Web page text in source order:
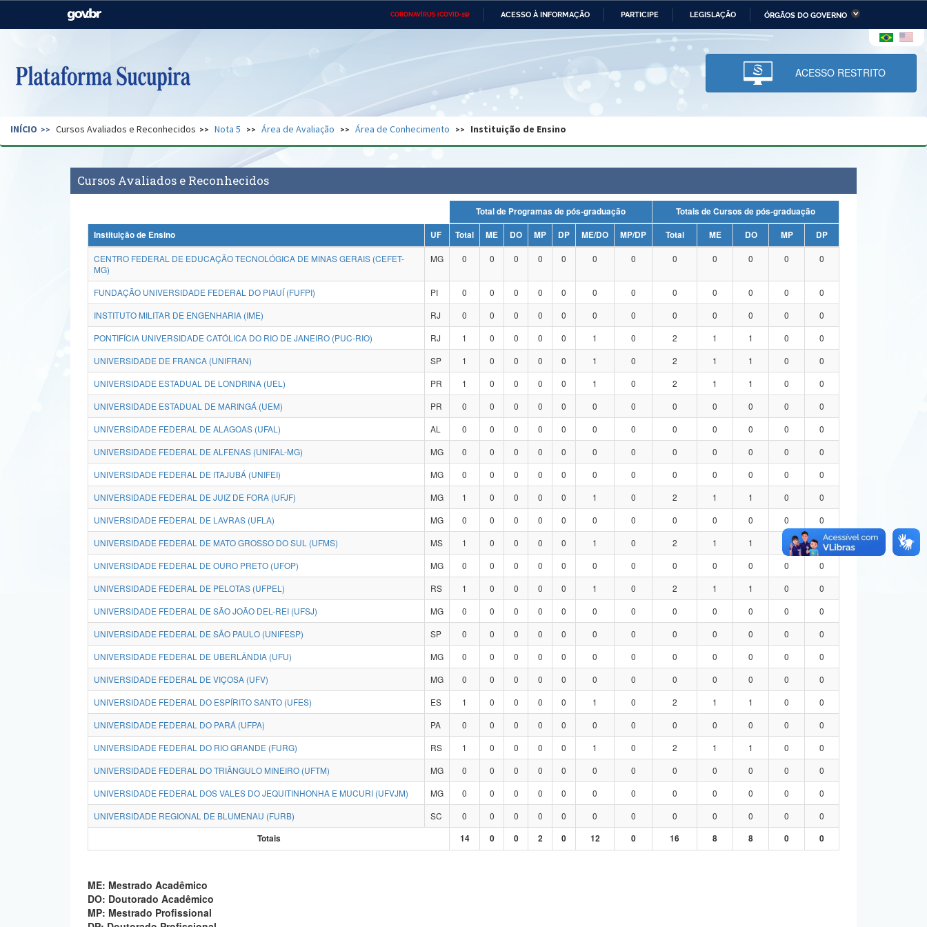
CORONAVÍRUS (COVID-19) ACESSO À INFORMAÇÃO PARTICIPE LEGISLAÇÃO ÓRGÃOS DO GOVERNO
Casa Civil Ministério das Relações Ministério da Economia Ministério da Infraestrutura
Pecuária e Abastecimento
Ministério da Ciência,
Tecnologia, Inovações e
Comunicações
Ministério do Desenvolvimento
Regional e dos Direitos Humanos
Secretaria de Governo Gabinete de Segurança Advocacia-Geral da União Banco Central do Brasil Planalto
ACESSO RESTRITO
INÍCIO Cursos Avaliados e Reconhecidos Nota 5 Área de Avaliação Área de Conhecimento Instituição de Ensino
Cursos Avaliados e Reconhecidos
Total de Programas de pós-graduação
Totais de Cursos de pós-graduação
Instituição de Ensino
UF Total ME DO MP DP ME/DO MP/DP Total ME DO MP
DP
CENTRO FEDERAL DE EDUCAÇÃO TECNOLÓGICA DE MINAS GERAIS (CEFET-
MG)
MG 0 0 0 0 0 0 0 0 0 0 0 0
FUNDAÇÃO UNIVERSIDADE FEDERAL DO PIAUÍ (FUFPI) PI 0 0 0 0 0 0 0 0 0 0 0
0
INSTITUTO MILITAR DE ENGENHARIA (IME)
RJ 0 0 0 0 0 0 0 0 0 0 0
0
PONTIFÍCIA UNIVERSIDADE CATÓLICA DO RIO DE JANEIRO (PUC-RIO)
RJ 1 0 0 0 0 1 0 2 1 1 0
0
UNIVERSIDADE DE FRANCA (UNIFRAN)
SP 1 0 0 0 0 1 0 2 1 1 0
0
UNIVERSIDADE ESTADUAL DE LONDRINA (UEL)
PR 1 0 0 0 0 1 0 2 1 1 0
0
UNIVERSIDADE ESTADUAL DE MARINGÁ (UEM)
PR 0 0 0 0 0 0 0 0 0 0 0
0
UNIVERSIDADE FEDERAL DE ALAGOAS (UFAL)
AL 0 0 0 0 0 0 0 0 0 0 0
0
UNIVERSIDADE FEDERAL DE ALFENAS (UNIFAL-MG)
MG 0 0 0 0 0 0 0 0 0 0 0
0
UNIVERSIDADE FEDERAL DE ITAJUBÁ (UNIFEI)
MG 0 0 0 0 0 0 0 0 0 0 0
0
UNIVERSIDADE FEDERAL DE JUIZ DE FORA (UFJF)
MG 1 0 0 0 0 1 0 2 1 1 0
0
UNIVERSIDADE FEDERAL DE LAVRAS (UFLA)
MG 0 0 0 0 0 0 0 0 0 0 0
0
UNIVERSIDADE FEDERAL DE MATO GROSSO DO SUL (UFMS)
MS 1 0 0 0 0 1 0 2 1 1
0
UNIVERSIDADE FEDERAL DE OURO PRETO (UFOP)
MG 0 0 0 0 0 0 0 0 0 0 0
0
UNIVERSIDADE FEDERAL DE PELOTAS (UFPEL)
RS 1 0 0 0 0 1 0 2 1 1 0
0
UNIVERSIDADE FEDERAL DE SÃO JOÃO DEL-REI (UFSJ)
MG 0 0 0 0 0 0 0 0 0 0 0
0
UNIVERSIDADE FEDERAL DE SÃO PAULO (UNIFESP)
SP 0 0 0 0 0 0 0 0 0 0 0
0
UNIVERSIDADE FEDERAL DE UBERLÂNDIA (UFU)
MG 0 0 0 0 0 0 0 0 0 0 0
0
UNIVERSIDADE FEDERAL DE VIÇOSA (UFV)
MG 0 0 0 0 0 0 0 0 0 0 0
0
UNIVERSIDADE FEDERAL DO ESPÍRITO SANTO (UFES)
ES 1 0 0 0 0 1 0 2 1 1 0
0
UNIVERSIDADE FEDERAL DO PARÁ (UFPA)
PA 0 0 0 0 0 0 0 0 0 0 0
0
UNIVERSIDADE FEDERAL DO RIO GRANDE (FURG)
RS 1 0 0 0 0 1 0 2 1 1 0
0
UNIVERSIDADE FEDERAL DO TRIÂNGULO MINEIRO (UFTM)
MG 0 0 0 0 0 0 0 0 0 0 0
0
UNIVERSIDADE FEDERAL DOS VALES DO JEQUITINHONHA E MUCURI (UFVJM)
MG 0 0 0 0 0 0 0 0 0 0 0
0
UNIVERSIDADE REGIONAL DE BLUMENAU (FURB)
SC 0 0 0 0 0 0 0 0 0 0 0
0
Totais
14 0 0 2 0 12 0 16 8 8 0 0
ME: Mestrado Acadêmico
DO: Doutorado Acadêmico
MP: Mestrado Profissional